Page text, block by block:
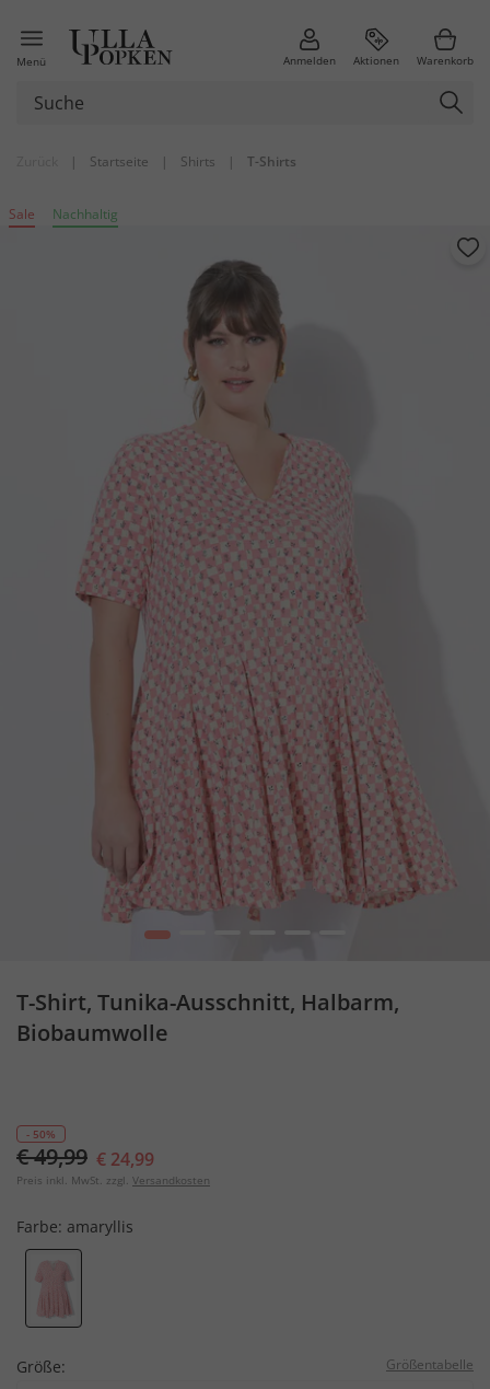
Menü Anmelden Aktionen Warenkorb
| Startseite | Shirts | T-Shirts
Sale Nachhaltig
1
T-Shirt, Tunika-Ausschnitt, Halbarm,
Biobaumwolle
- 50%
€ 49,99 € 24,99
Preis inkl. MwSt. zzgl. Versandkosten
Farbe: amaryllis
Größe: Größentabelle